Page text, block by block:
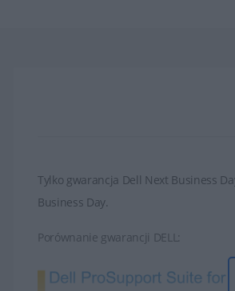
Tylko gwarancja Dell Next Business
Business Day.
Porównanie gwarancji DELL: